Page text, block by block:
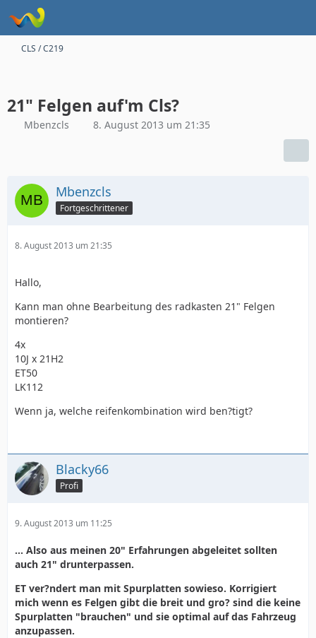
CLS / C219
21" Felgen auf'm Cls?
Mbenzcls 8. August 2013 um 21:35
Mbenzcls
Fortgeschrittener
8. August 2013 um 21:35
Hallo,
Kann man ohne Bearbeitung des radkasten 21" Felgen
montieren?
4x
10J x 21H2
ET50
LK112
Wenn ja, welche reifenkombination wird ben?tigt?
Blacky66
Profi
9. August 2013 um 11:25
... Also aus meinen 20" Erfahrungen abgeleitet sollten
auch 21" drunterpassen.
ET ver?ndert man mit Spurplatten sowieso. Korrigiert
mich wenn es Felgen gibt die breit und gro? sind die keine
Spurplatten "brauchen" und sie optimal auf das Fahrzeug
anzupassen.